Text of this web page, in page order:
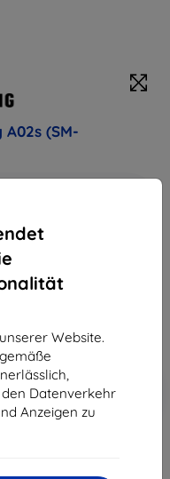
Website.
Datenverkehr
Anzeigen zu
(SM-
Warenkorb